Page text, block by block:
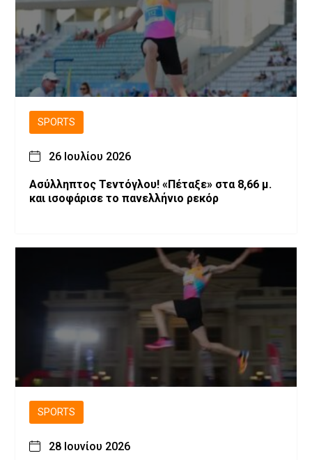
SPORTS
26 Ιουλίου 2026
Ασύλληπτος Τεντόγλου! «Πέταξε» στα 8,66 μ.
και ισοφάρισε το πανελλήνιο ρεκόρ
SPORTS
28 Ιουνίου 2026